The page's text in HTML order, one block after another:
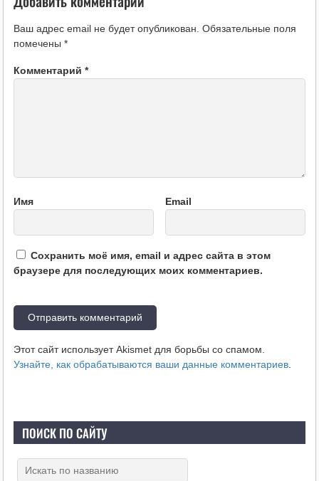
Ваш адрес email не будет опубликован. Обязательные поля
помечены *
Комментарий *
Имя Email
Сохранить моё имя, email и адрес сайта в этом
браузере для последующих моих комментариев.
Этот сайт использует Akismet для борьбы со спамом.
Узнайте, как обрабатываются ваши данные комментариев.
ПОИСК ПО САЙТУ